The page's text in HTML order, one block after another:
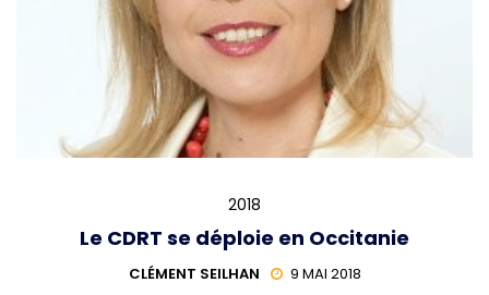
2018
Le CDRT se déploie en Occitanie
CLÉMENT SEILHAN 9 MAI 2018